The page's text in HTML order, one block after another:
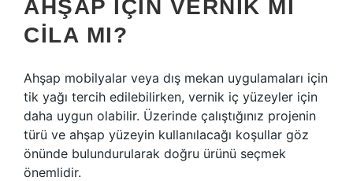
AHŞAP IÇIN VERNIK MI
CILA MI?
Ahşap mobilyalar veya dış mekan uygulamaları için
tik yağı tercih edilebilirken, vernik iç yüzeyler için
daha uygun olabilir. Üzerinde çalıştığınız projenin
türü ve ahşap yüzeyin kullanılacağı koşullar göz
önünde bulundurularak doğru ürünü seçmek
önemlidir.